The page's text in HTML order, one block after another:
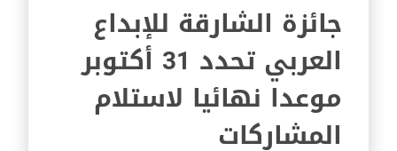
جائزة الشارقة للإبداع
العربي تحدد 31 أكتوبر
موعدا نهائيا لاستلام
المشاركات